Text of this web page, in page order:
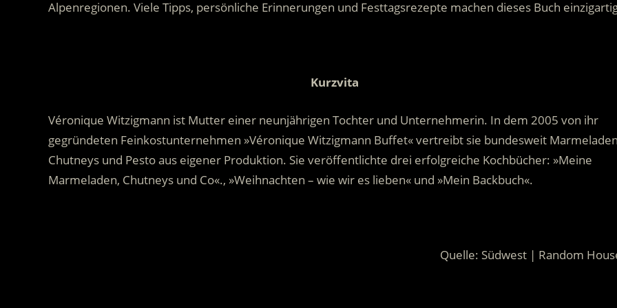
Alpenregionen. Viele Tipps, persönliche Erinnerungen und Festtagsrezepte machen dieses Buch
Kurzvita
Véronique Witzigmann ist Mutter einer neunjährigen Tochter und Unternehmerin. In dem 2005 von ihr
gegründeten Feinkostunternehmen »Véronique Witzigmann Buffet« vertreibt sie bundesweit
Chutneys und Pesto aus eigener Produktion. Sie veröffentlichte drei erfolgreiche Kochbücher: »Meine
Marmeladen, Chutneys und Co«., »Weihnachten – wie wir es lieben« und »Mein Backbuch«.
Quelle: Südwest | Random